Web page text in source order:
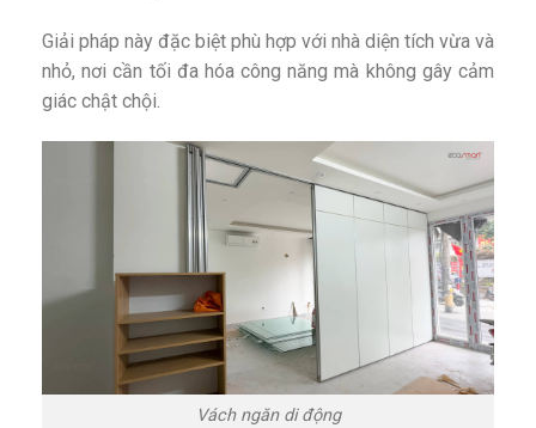
Giải pháp này đặc biệt phù hợp với nhà diện tích vừa và
nhỏ, nơi cần tối đa hóa công năng mà không gây cảm
giác chật chội.
Vách ngăn di động